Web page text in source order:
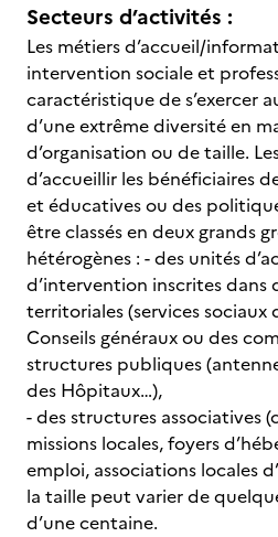
Secteurs d’activités :
Les métiers d’accueil/
intervention sociale et
caractéristique de s’exercer
d’une extrême diversité en
d’organisation ou de taille.
d’accueillir les bénéficiaires
et éducatives ou des
être classés en deux grands
hétérogènes : - des unités
d’intervention inscrites dans
territoriales (services
Conseils généraux ou des
structures publiques
des Hôpitaux…),
- des structures associatives
missions locales, foyers
emploi, associations locales
la taille peut varier de
d’une centaine.